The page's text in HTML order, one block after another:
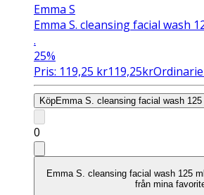
Emma S
Emma S. cleansing facial wash
.
25%
Pris: 119,25 kr119,25kr
KöpEmma S. cleansing facial wash 125
0
Emma S. cleansing facial wash 125
från mina